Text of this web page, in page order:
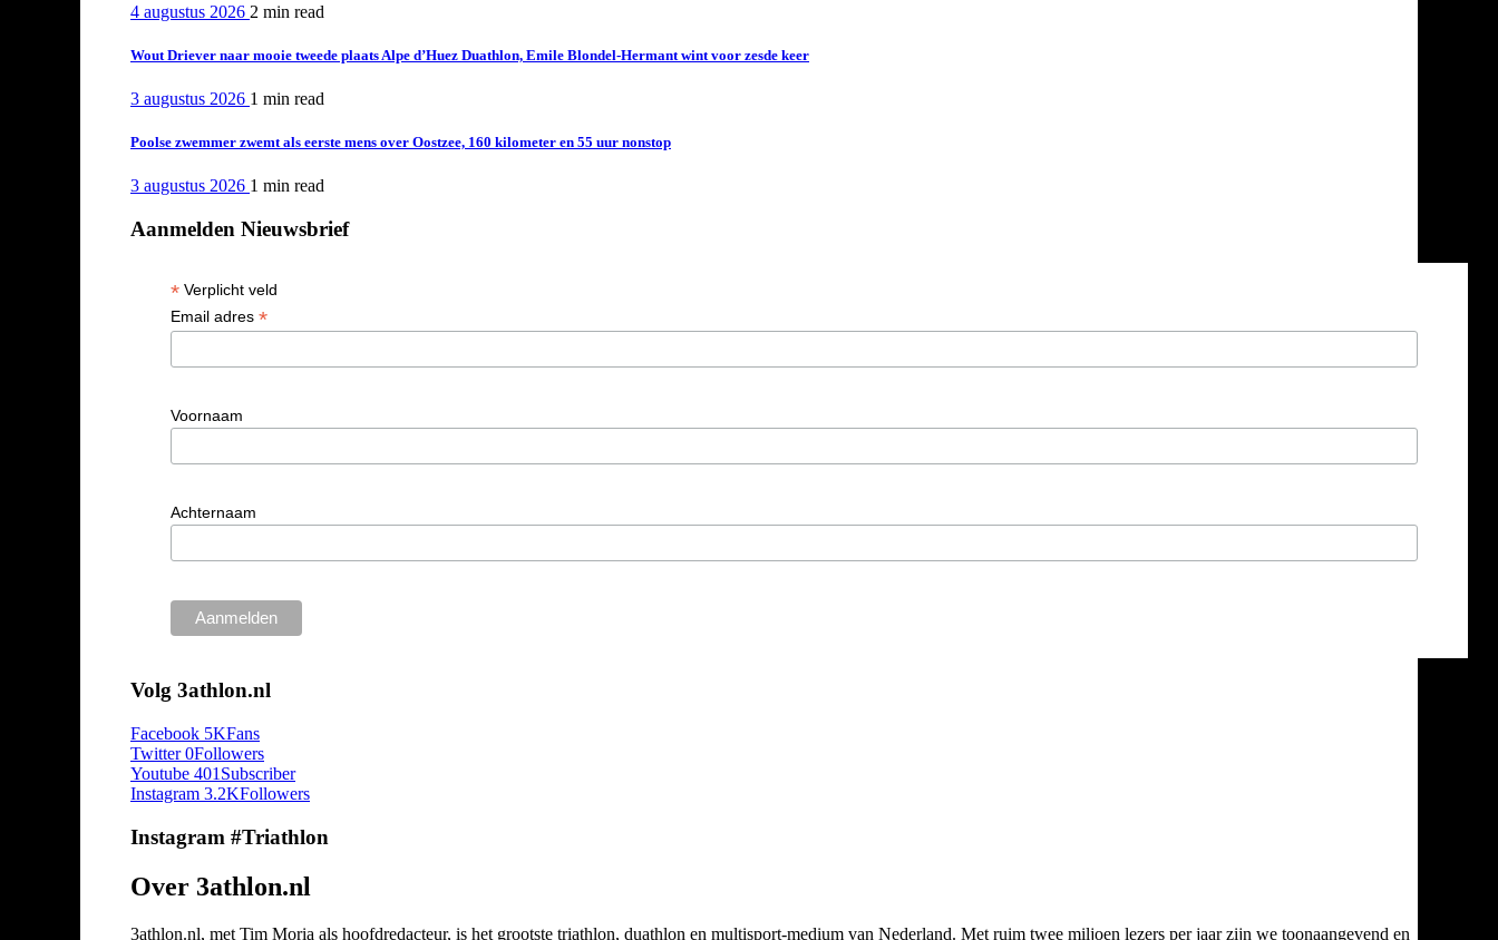
4 augustus 2026 2 min read
Wout Driever naar mooie tweede plaats Alpe d’Huez Duathlon, Emile Blondel-Hermant wint voor zesde keer
3 augustus 2026 1 min read
Poolse zwemmer zwemt als eerste mens over Oostzee, 160 kilometer en 55 uur nonstop
3 augustus 2026 1 min read
Aanmelden Nieuwsbrief
* Verplicht veld
Email adres *
Voornaam
Achternaam
Volg 3athlon.nl
Facebook 5KFans
Twitter 0Followers
Youtube 401 Subscriber
Instagram 3.2KFollowers
Instagram #Triathlon
Over 3athlon.nl
3athlon.nl, met Tim Moria als hoofdredacteur, is het grootste triathlon, duathlon en multisport-medium van Nederland. Met ruim twee miljoen lezers per jaar zijn we toonaangevend en